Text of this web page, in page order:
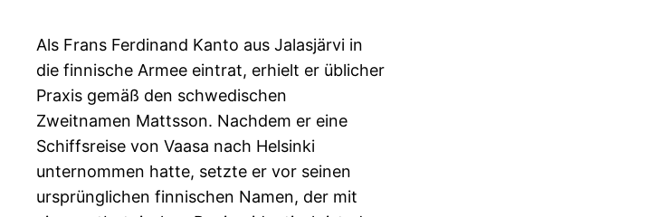
Als Frans Ferdinand Kanto aus Jalasjärvi in
die finnische Armee eintrat, erhielt er üblicher
Praxis gemäß den schwedischen
Zweitnamen Mattsson. Nachdem er eine
Schiffsreise von Vaasa nach Helsinki
unternommen hatte, setzte er vor seinen
ursprünglichen finnischen Namen, der mit